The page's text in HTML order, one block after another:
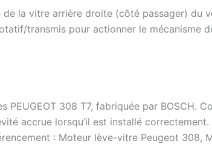
la vitre arrière droite (côté passager) du
transmis pour actionner le mécanisme
308 T7, fabriquée par BOSCH.
accrue lorsqu’il est installé
: Moteur lève-vitre Peugeot 308,